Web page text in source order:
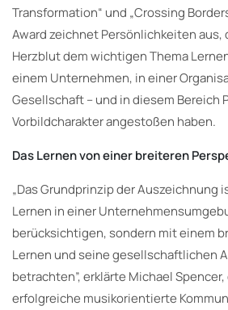
Transformation“ und „Crossing
Award zeichnet Persönlichkeiten aus,
Herzblut dem wichtigen Thema
einem Unternehmen, in einer
Gesellschaft – und in diesem Bereich
Vorbildcharakter angestoßen haben.
Das Lernen von einer breiteren
„Das Grundprinzip der Auszeichnung
Lernen in einer
berücksichtigen, sondern mit einem
Lernen und seine gesellschaftlichen
betrachten”, erklärte Michael
erfolgreiche musikorientierte